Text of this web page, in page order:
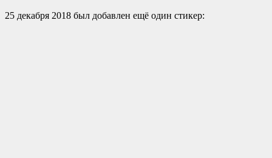
25 декабря 2018 был добавлен ещё один стикер: